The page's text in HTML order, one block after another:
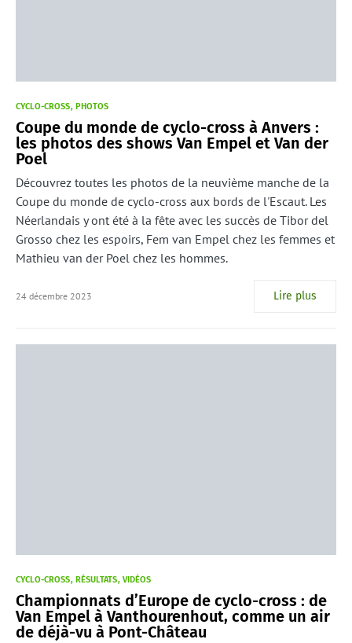
CYCLO-CROSS PHOTOS
Coupe du monde de cyclo-cross à Anvers :
les photos des shows Van Empel et Van der
Poel
Découvrez toutes les photos de la neuvième manche de la
Coupe du monde de cyclo-cross aux bords de l'Escaut. Les
Néerlandais y ont été à la fête avec les succès de Tibor del
Grosso chez les espoirs, Fem van Empel chez les femmes et
Mathieu van der Poel chez les hommes.
24 décembre 2023 Lire plus
CYCLO-CROSS RÉSULTATS VIDÉOS
Championnats d’Europe de cyclo-cross : de
Van Empel à Vanthourenhout, comme un air
de déjà-vu à Pont-Château